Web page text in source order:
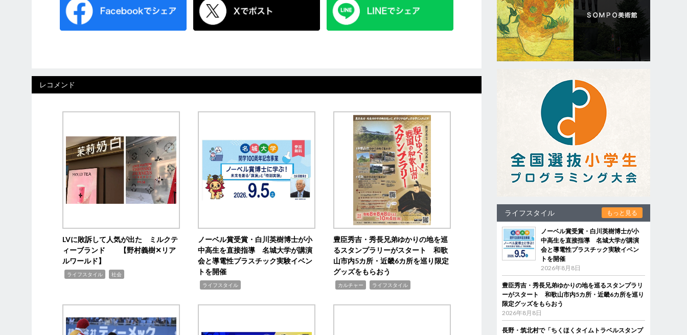
レコメンド
LVに敗訴して人気が出た ミルクテ
ィーブランド 【野村義樹✕リア
ルワールド】
ライフスタイル 社会
ノーベル賞受賞・白川英樹博士が小
中高生を直接指導 名城大学が講演
会と導電性プラスチック実験イベン
トを開催
ライフスタイル
豊臣秀吉・秀長兄弟ゆかりの地を巡
るスタンプラリーがスタート 和歌
山市内5カ所・近畿6カ所を巡り限定
グッズをもらおう
カルチャー ライフスタイル
ライフスタイル もっと見る
ノーベル賞受賞・白川英樹博士が小
中高生を直接指導 名城大学が講演
会と導電性プラスチック実験イベン
トを開催
2026年8月8日
豊臣秀吉・秀長兄弟ゆかりの地を巡るスタンプラリ
ーがスタート 和歌山市内5カ所・近畿6カ所を巡り
限定グッズをもらおう
2026年8月8日
長野・筑北村で「ちくほくタイムトラベルスタンプ